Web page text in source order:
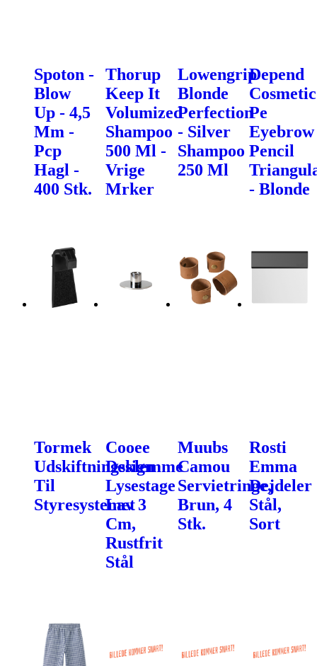
Spoton -
Blow
Up - 4,5
Mm -
Pcp
Hagl -
400 Stk.
Thorup
Keep It
Volumized
Shampoo
500 Ml -
Vrige
Mrker
Lowengrip
Blonde
Perfection
- Silver
Shampoo
250 Ml
Depend
Cosmetic
Pe
Eyebrow
Pencil
- Blonde
Tormek
Udskiftningsklemme
Til
Styresystemet
Cooee
Design
Lysestage
Lav 3
Cm,
Rustfrit
Stål
Muubs
Camou
Servietringe,
Brun, 4
Stk.
Rosti
Emma
Dejdeler
Stål,
Sort